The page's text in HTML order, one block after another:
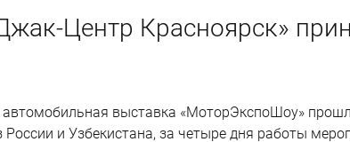
Центр Красноярск»
выставка «МоторЭкспоШоу»
и Узбекистана, за четыре дня работы